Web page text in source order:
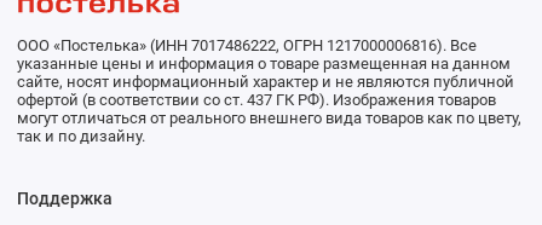
ООО «Постелька» (ИНН 7017486222, ОГРН 1217000006816). Все
указанные цены и информация о товаре размещенная на данном
сайте, носят информационный характер и не являются публичной
офертой (в соответствии со ст. 437 ГК РФ). Изображения товаров
могут отличаться от реального внешнего вида товаров как по цвету,
так и по дизайну.
Поддержка